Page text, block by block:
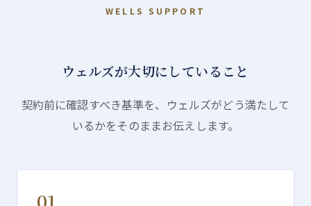
WELLS SUPPORT
ウェルズが大切にしていること
契約前に確認すべき基準を、ウェルズがどう満たして
いるかをそのままお伝えします。
01